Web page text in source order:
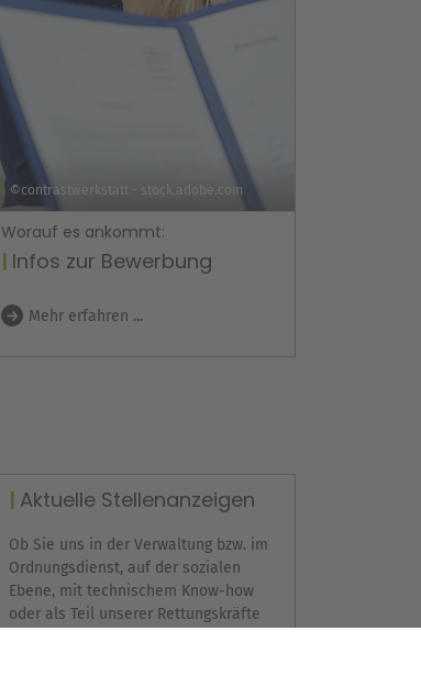
©contrastwerkstatt - stock.adobe.com
Worauf es ankommt:
Infos zur Bewerbung
Mehr erfahren ...
Aktuelle Stellenanzeigen
Ob Sie uns in der Verwaltung bzw. im
Ordnungsdienst, auf der sozialen
Ebene, mit technischem Know-how
oder als Teil unserer Rettungskräfte